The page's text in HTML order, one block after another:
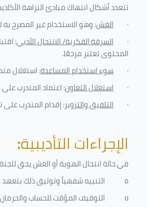
تتعدد أشكال انتهاك مبادئ النزاهة
· الغش: وهو الاستخدام غير المصرح
· السرقة الفكرية/ الانتحال الأدبي:
المحتوى تعتبر مرجعًا.
· سوء استخدام المساعدة: استغلال
· استغلال التعاون: اعتماد المتدرب
· التلفيق والتزوير: إقدام المتدرب على
الإجراءات التأديبية:
في حالة انتحال الهوية أو الغش يحق للجنة
o
التنبيه شفهياً وتوثيق ذلك بتعهد
o
التوقيف المؤقت للحساب